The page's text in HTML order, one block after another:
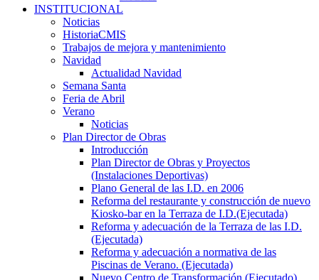
INSTITUCIONAL
Noticias
HistoriaCMIS
Trabajos de mejora y mantenimiento
Navidad
Actualidad Navidad
Semana Santa
Feria de Abril
Verano
Noticias
Plan Director de Obras
Introducción
Plan Director de Obras y Proyectos
(Instalaciones Deportivas)
Plano General de las I.D. en 2006
Reforma del restaurante y construcción de nuevo
Kiosko-bar en la Terraza de I.D.(Ejecutada)
Reforma y adecuación de la Terraza de las I.D.
(Ejecutada)
Reforma y adecuación a normativa de las
Piscinas de Verano. (Ejecutada)
Nuevo Centro de Transformación (Ejecutado)